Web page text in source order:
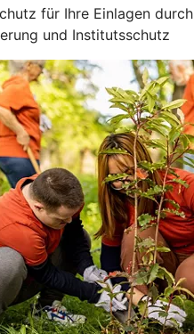
für Ihre Einlagen durch
und Institutsschutz